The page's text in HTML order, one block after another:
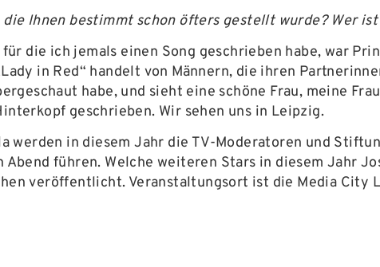
die Ihnen bestimmt schon öfters gestellt wurde? Wer ist
die ich jemals einen Song geschrieben habe, war
in Red“ handelt von Männern, die ihren
habe, und sieht eine schöne Frau, meine
geschrieben. Wir sehen uns in Leipzig.
werden in diesem Jahr die TV-Moderatoren und
Abend führen. Welche weiteren Stars in diesem Jahr
veröffentlicht. Veranstaltungsort ist die Media City